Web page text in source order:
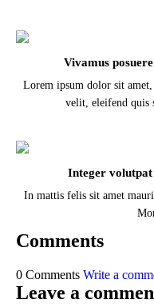
Vivamus
Lorem ipsum dolor sit
velit, eleifend quis
Integer
In mattis felis sit amet
Comments
0 Comments Write a
Leave a